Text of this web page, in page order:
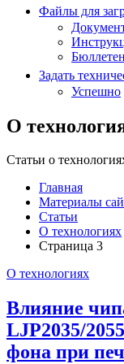
Файлы для
Задать
Успешно
О
Статьи о
Главная
Материалы
Статьи
О технологиях
Страница 3
О технологиях
Влияние
LJP2035/
фона при